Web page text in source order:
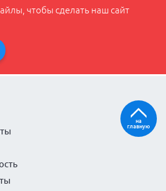
чтобы сделать наш сайт
на
главную